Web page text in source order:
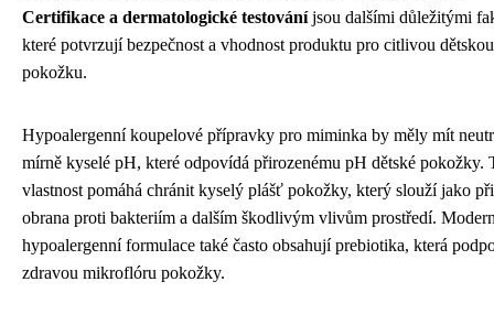
Certifikace a dermatologické testováníjsou dalšími důležitými
které potvrzují bezpečnost a vhodnost produktu pro citlivou dětskou
pokožku.
Hypoalergenní koupelové přípravky pro miminka by měly mít
mírně kyselé pH, které odpovídá přirozenému pH dětské pokožky.
vlastnost pomáhá chránit kyselý plášť pokožky, který slouží jako
obrana proti bakteriím a dalším škodlivým vlivům prostředí.
hypoalergenní formulace také často obsahují prebiotika, která
zdravou mikroflóru pokožky.